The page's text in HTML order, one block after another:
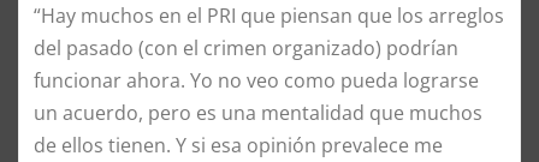
“Hay muchos en el PRI que piensan que los arreglos
del pasado (con el crimen organizado) podrían
funcionar ahora. Yo no veo como pueda lograrse
un acuerdo, pero es una mentalidad que muchos
de ellos tienen. Y si esa opinión prevalece me